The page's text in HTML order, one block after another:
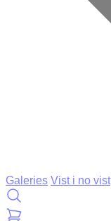
Galeries Vist i no vist